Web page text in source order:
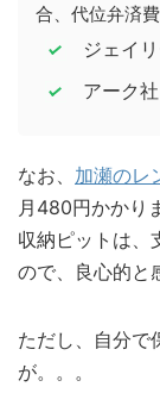
合、代位弁済
ジェイ
アーク
なお、 加瀬のレ
月480円かかり
収納ピットは、
ので、良心的と
ただし、自分で
が。。。